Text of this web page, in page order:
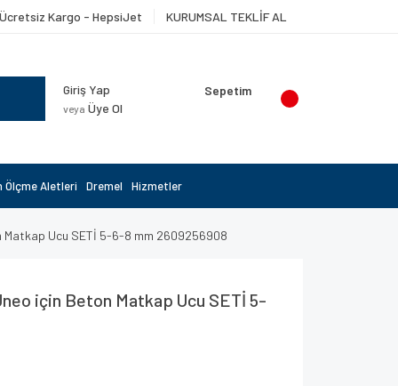
Kargo - HepsiJet KURUMSAL TEKLİF AL
Giriş Yap
veya Üye Ol
Sepetim
Ölçme Aletleri Dremel Hizmetler
Matkap Ucu SETİ 5-6-8 mm 2609256908
için Beton Matkap Ucu SETİ 5-